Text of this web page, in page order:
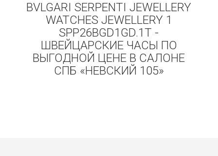
BVLGARI SERPENTI JEWELLERY
WATCHES JEWELLERY 1
SPP26BGD1GD.1T -
ШВЕЙЦАРСКИЕ ЧАСЫ ПО
ВЫГОДНОЙ ЦЕНЕ В САЛОНЕ
СПБ «НЕВСКИЙ 105»